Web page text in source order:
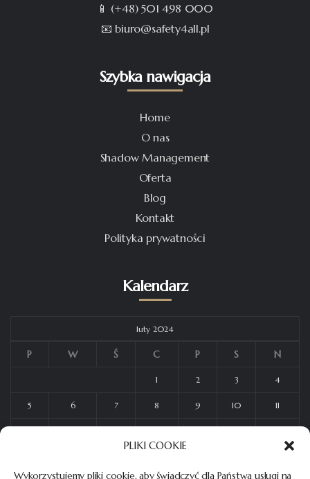
PLIKI COOKIE
Wykorzystujemy pliki cookie, aby świadczyć dla Państwa usługi na
📱 (+48) 501 498 000
📧 biuro@safety4all.pl
Szybka nawigacja
Home
O nas
Shadow Management
Oferta
Blog
Kontakt
Polityka prywatności
Kalendarz
luty 2024
P W Ś C P S N
1 2 3 4
5 6 7 8 9 10 11